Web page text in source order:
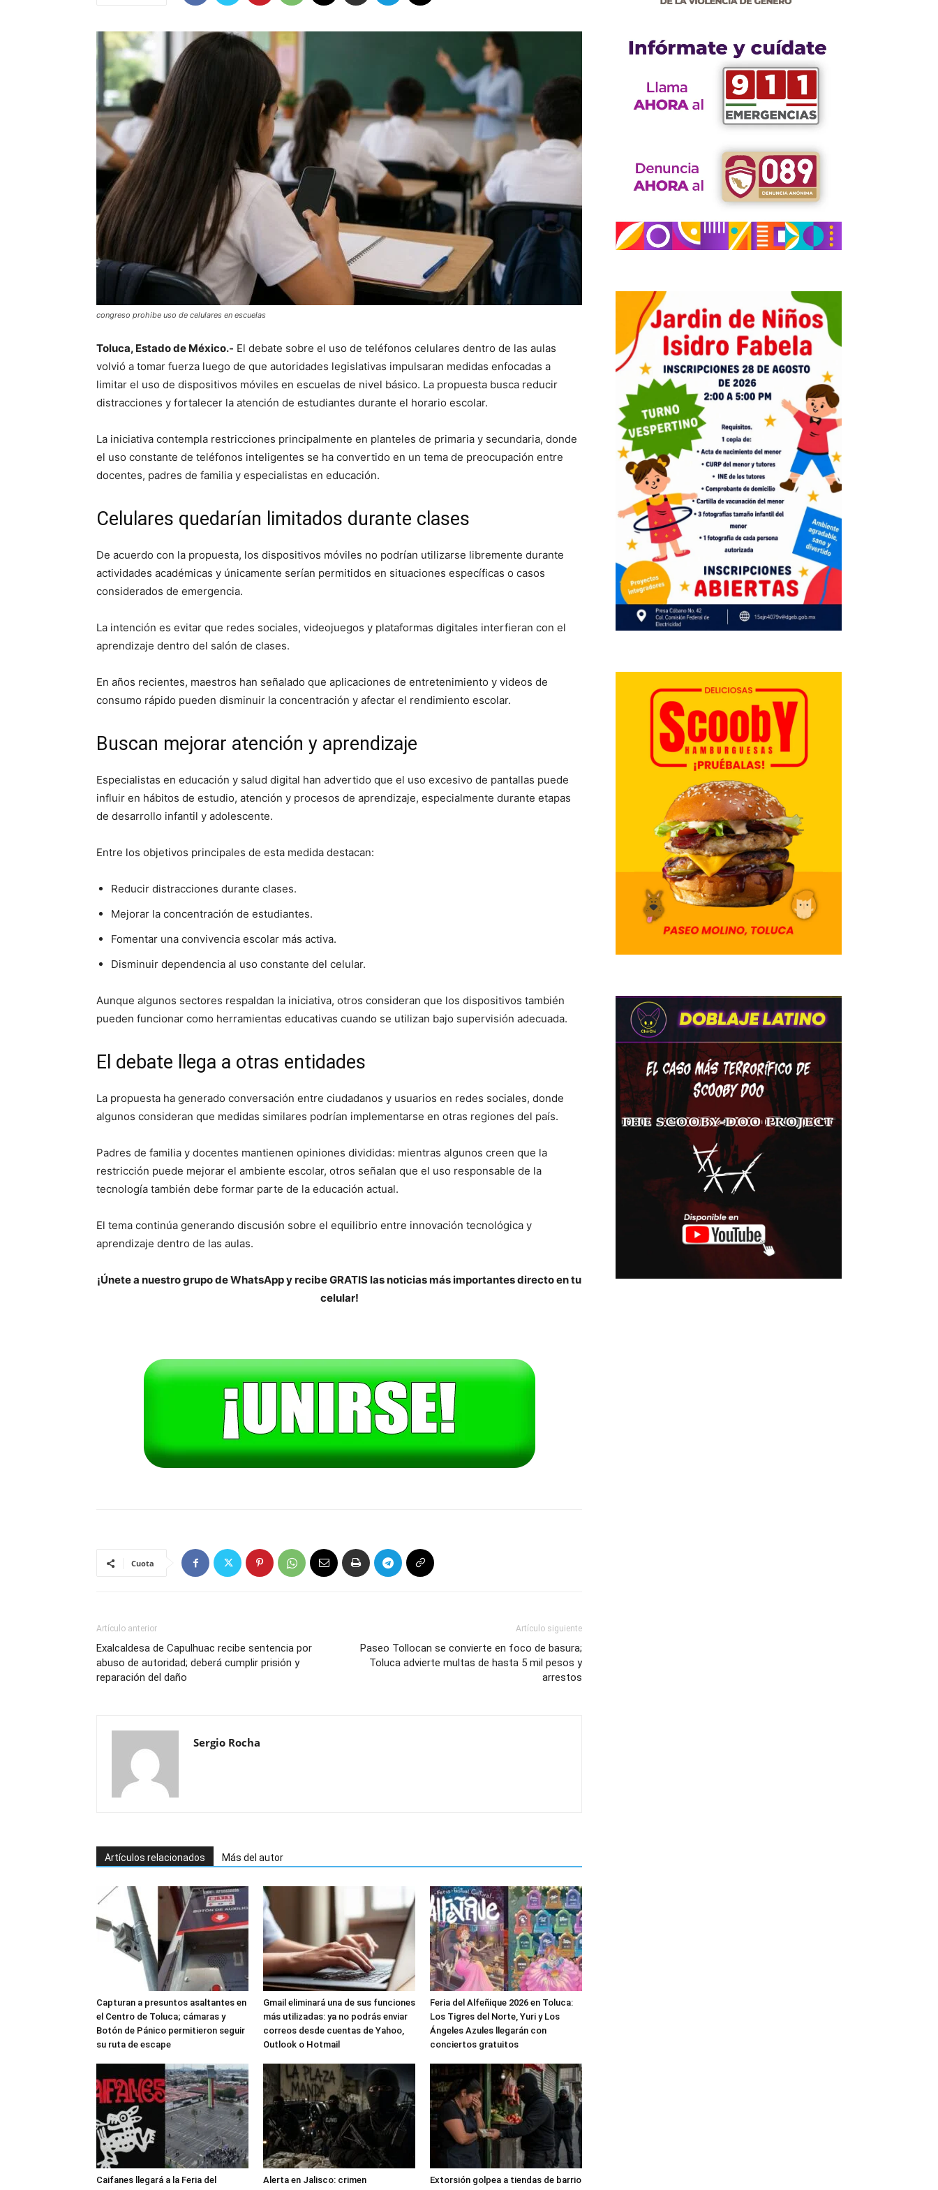
congreso prohibe uso de celulares en escuelas
Toluca, Estado de México.- El debate sobre el uso de teléfonos celulares dentro de las aulas
volvió a tomar fuerza luego de que autoridades legislativas impulsaran medidas enfocadas a
limitar el uso de dispositivos móviles en escuelas de nivel básico. La propuesta busca reducir
distracciones y fortalecer la atención de estudiantes durante el horario escolar.
La iniciativa contempla restricciones principalmente en planteles de primaria y secundaria, donde
el uso constante de teléfonos inteligentes se ha convertido en un tema de preocupación entre
docentes, padres de familia y especialistas en educación.
Celulares quedarían limitados durante clases
De acuerdo con la propuesta, los dispositivos móviles no podrían utilizarse libremente durante
actividades académicas y únicamente serían permitidos en situaciones específicas o casos
considerados de emergencia.
La intención es evitar que redes sociales, videojuegos y plataformas digitales interfieran con el
aprendizaje dentro del salón de clases.
En años recientes, maestros han señalado que aplicaciones de entretenimiento y videos de
consumo rápido pueden disminuir la concentración y afectar el rendimiento escolar.
Buscan mejorar atención y aprendizaje
Especialistas en educación y salud digital han advertido que el uso excesivo de pantallas puede
influir en hábitos de estudio, atención y procesos de aprendizaje, especialmente durante etapas
de desarrollo infantil y adolescente.
Entre los objetivos principales de esta medida destacan:
Reducir distracciones durante clases.
Mejorar la concentración de estudiantes.
Fomentar una convivencia escolar más activa.
Disminuir dependencia al uso constante del celular.
Aunque algunos sectores respaldan la iniciativa, otros consideran que los dispositivos también
pueden funcionar como herramientas educativas cuando se utilizan bajo supervisión adecuada.
El debate llega a otras entidades
La propuesta ha generado conversación entre ciudadanos y usuarios en redes sociales, donde
algunos consideran que medidas similares podrían implementarse en otras regiones del país.
Padres de familia y docentes mantienen opiniones divididas: mientras algunos creen que la
restricción puede mejorar el ambiente escolar, otros señalan que el uso responsable de la
tecnología también debe formar parte de la educación actual.
El tema continúa generando discusión sobre el equilibrio entre innovación tecnológica y
aprendizaje dentro de las aulas.
¡Únete a nuestro grupo de WhatsApp y recibe GRATIS las noticias más importantes directo en tu
celular!
Cuota
Artículo anterior
Exalcaldesa de Capulhuac recibe sentencia por
abuso de autoridad; deberá cumplir prisión y
reparación del daño
Artículo siguiente
Paseo Tollocan se convierte en foco de basura;
Toluca advierte multas de hasta 5 mil pesos y
arrestos
Sergio Rocha
Artículos relacionados Más del autor
Capturan a presuntos asaltantes en
el Centro de Toluca; cámaras y
Botón de Pánico permitieron seguir
su ruta de escape
Gmail eliminará una de sus funciones
más utilizadas: ya no podrás enviar
correos desde cuentas de Yahoo,
Outlook o Hotmail
Feria del Alfeñique 2026 en Toluca:
Los Tigres del Norte, Yuri y Los
Ángeles Azules llegarán con
conciertos gratuitos
Caifanes llegará a la Feria del
Alerta en Jalisco: crimen
Extorsión golpea a tiendas de barrio